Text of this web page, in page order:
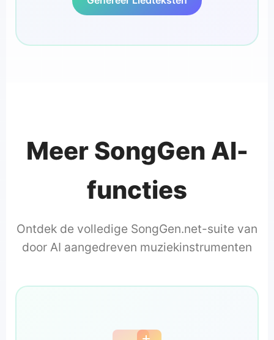
Meer SongGen AI-
functies
Ontdek de volledige SongGen.net-suite van
door AI aangedreven muziekinstrumenten